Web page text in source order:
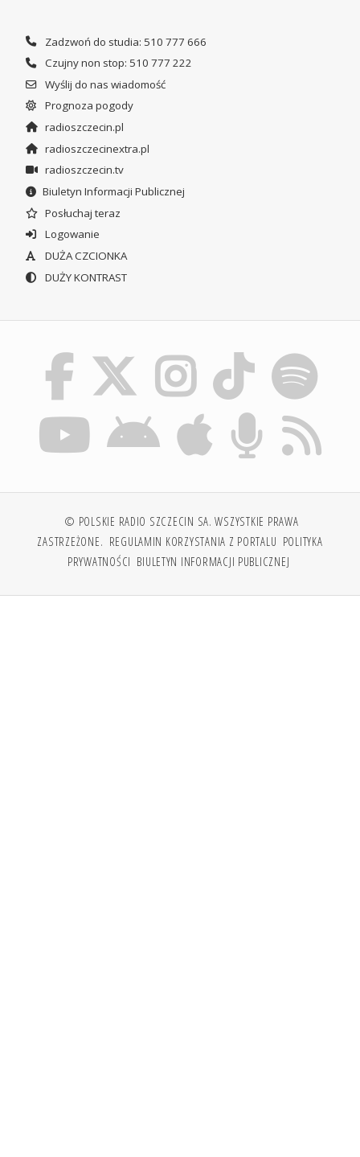
Zadzwoń do studia: 510 777 666
Czujny non stop: 510 777 222
Wyślij do nas wiadomość
Prognoza pogody
radioszczecin.pl
radioszczecinextra.pl
radioszczecin.tv
Biuletyn Informacji Publicznej
Posłuchaj teraz
Logowanie
DUŻA CZCIONKA
DUŻY KONTRAST
© POLSKIE RADIO SZCZECIN SA. WSZYSTKIE PRAWA
ZASTRZEŻONE. REGULAMIN KORZYSTANIA Z PORTALU POLITYKA
PRYWATNOŚCI BIULETYN INFORMACJI PUBLICZNEJ